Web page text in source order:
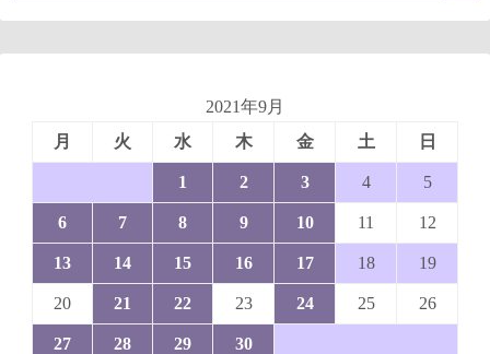
2021年9月
月
火 水 木 金 土 日
1 2 3 4 5
6 7 8 9 10 11 12
13 14 15 16 17 18 19
20 21 22 23 24 25 26
27 28 29 30